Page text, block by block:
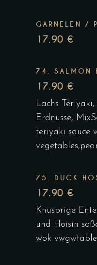
GARNELEN /
17.90 €
74. SALMON
17.90 €
Lachs
Erdnüsse,
teriyaki sauce
75. DUCK
17.90 €
Knusprige
und Hoisin
wok